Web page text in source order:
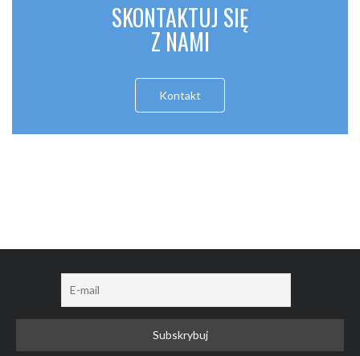
SKONTAKTUJ SIĘ
Z NAMI
Kontakt